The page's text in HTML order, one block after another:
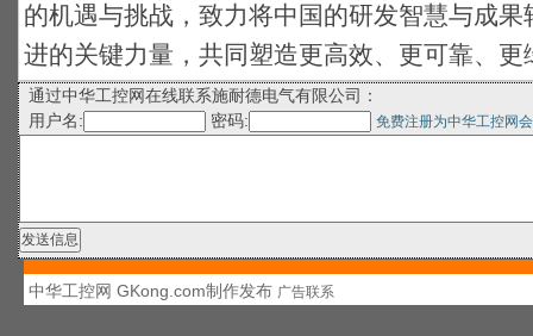
的机遇与挑战，致力将中国的研发智慧与成
进的关键力量，共同塑造更高效、更可靠、更
通过中华工控网在线联系施耐德电气有限公司：
用户名:
密码: 免费注册为中华工控网
中华工控网 GKong.com制作发布 广告联系